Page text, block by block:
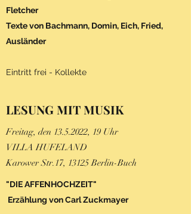
Fletcher
Texte von Bachmann, Domin, Eich, Fried,
Ausländer
Eintritt frei - Kollekte
LESUNG MIT MUSIK
Freitag, den 13.5.2022, 19 Uhr
VILLA HUFELAND
Karower Str.17, 13125 Berlin-Buch
"DIE AFFENHOCHZEIT"
Erzählung von Carl Zuckmayer